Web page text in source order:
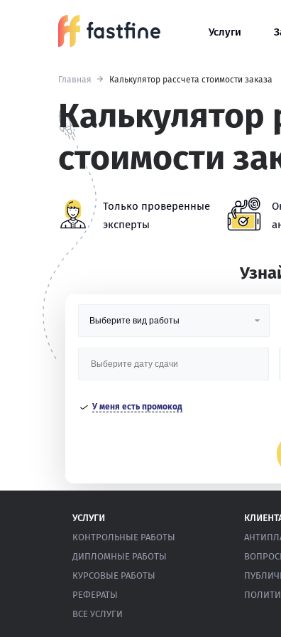
Услуги
Главная Калькулятор рассчета стоимости заказа
Калькулятор
стоимости
Только проверенные
эксперты
У меня есть промокод
УСЛУГИ
КОНТРОЛЬНЫЕ РАБОТЫ
ДИПЛОМНЫЕ РАБОТЫ
КУРСОВЫЕ РАБОТЫ
РЕФЕРАТЫ
ВСЕ УСЛУГИ